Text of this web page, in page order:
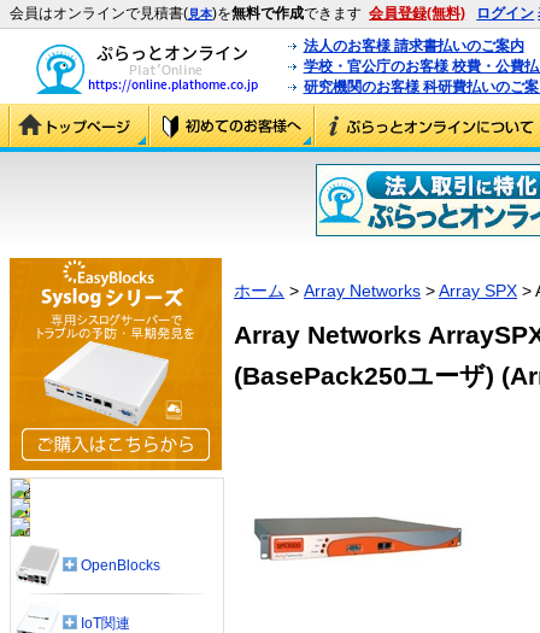
会員はオンラインで見積書(見本)を無料で作成できます 会員登録(無料) ログイン
法人のお客様 請求書払いのご案内
学校・官公庁のお客様 校費・公費
研究機関のお客様 科研費払いのご
ホーム > Array Networks >Array SPX >
Array Networks
(BasePack250ユーザ)
OpenBlocks
IoT関連